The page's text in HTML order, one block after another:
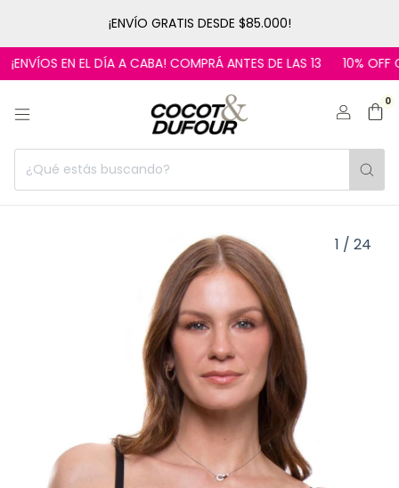
¡ENVÍO GRATIS DESDE $85.000!
EN EL DÍA A CABA! COMPRÁ ANTES DE LAS 13 10% OFF
0
1 / 24